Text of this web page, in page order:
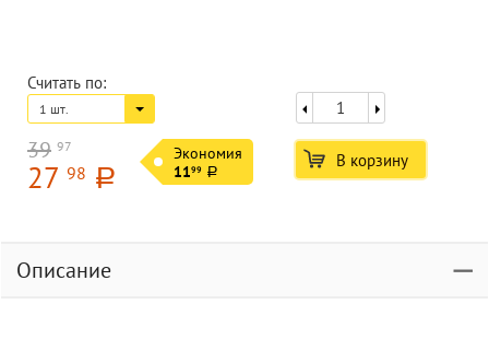
Считать по:
1 шт.
39 97
27 98 a
Экономия
1199 a
В корзину
Описание